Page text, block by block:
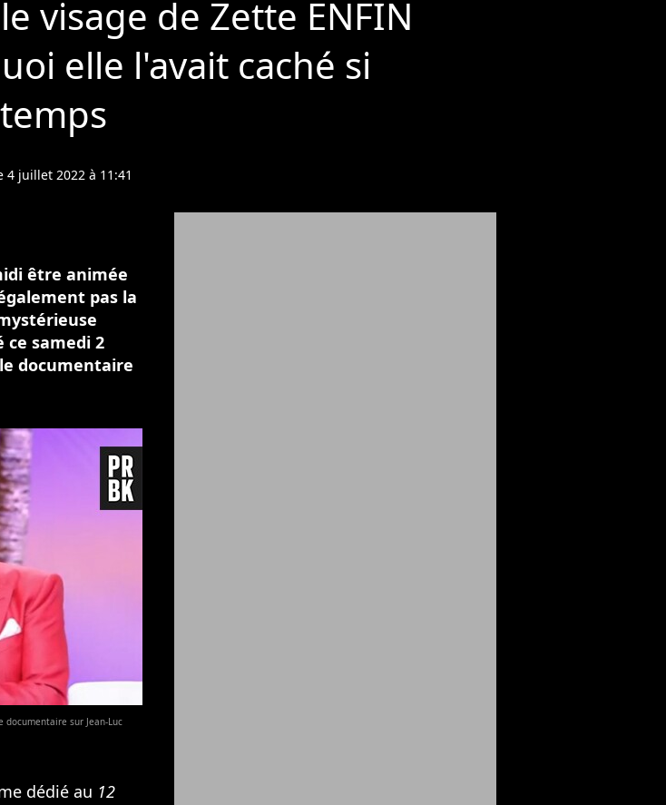
visage de Zette ENFIN
elle l'avait caché si
4 juillet 2022 à 11:41
être animée
pas la
ce samedi 2
documentaire
sur Jean-Luc
dédié au 12